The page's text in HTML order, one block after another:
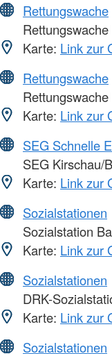
Rettungswache
Karte: Link zur
Rettungswache
Karte: Link zur
SEG Schnelle
SEG Kirschau/
Karte: Link zur
Sozialstationen
Sozialstation
Karte: Link zur
Sozialstationen
DRK-
Karte: Link zur
Sozialstationen